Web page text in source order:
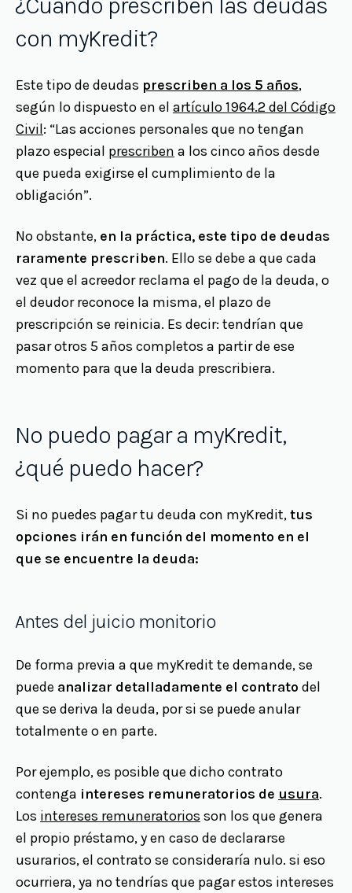
con myKredit?
Este tipo de deudas prescriben a los 5 años,
según lo dispuesto en el artículo 1964.2 del Código
Civil: “Las acciones personales que no tengan
plazo especial prescriben a los cinco años desde
que pueda exigirse el cumplimiento de la
obligación”.
No obstante, en la práctica, este tipo de deudas
raramente prescriben. Ello se debe a que cada
vez que el acreedor reclama el pago de la deuda, o
el deudor reconoce la misma, el plazo de
prescripción se reinicia. Es decir: tendrían que
pasar otros 5 años completos a partir de ese
momento para que la deuda prescribiera.
No puedo pagar a myKredit,
¿qué puedo hacer?
Si no puedes pagar tu deuda con myKredit,tus
opciones irán en función del momento en el
que se encuentre la deuda:
Antes del juicio monitorio
De forma previa a que myKredit te demande, se
puede analizar detalladamente el contrato del
que se deriva la deuda, por si se puede anular
totalmente o en parte.
Por ejemplo, es posible que dicho contrato
contenga intereses remuneratorios de usura.
Los intereses remuneratorios son los que genera
el propio préstamo, y en caso de declararse
usurarios, el contrato se consideraría nulo. si eso
ocurriera, ya no tendrías que pagar estos intereses